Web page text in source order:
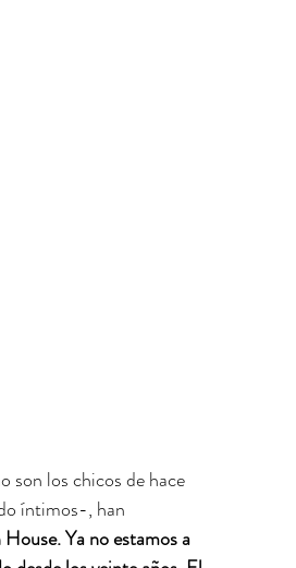
son los chicos de hace
íntimos-, han
Ya no estamos a